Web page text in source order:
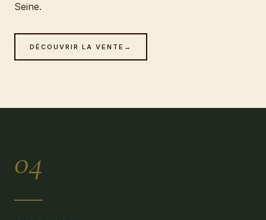
Seine.
DÉCOUVRIR LA VENTE →
04